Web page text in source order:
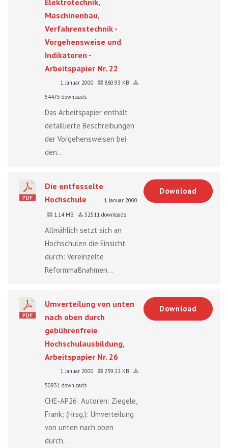
Maschinenbau,
Verfahrenstechnik -
Vorgehensweise und
Indikatoren -
Arbeitspapier Nr. 22
1. Januar 2000
860.93 KB
54475 downloads
Das Arbeitspapier enthält
detaillierte Beschreibungen
der Vorgehensweisen bei
den...
Die entfesselte
Hochschule
1. Januar 2000
1.14 MB
52511 downloads
Allmählich setzt sich an
Hochschulen die Einsicht
durch: Vereinzelte
Reformmaßnahmen...
Download
Umverteilung von unten
nach oben durch
gebührenfreie
Hochschulausbildung,
Arbeitspapier Nr. 26
1. Januar 2000
239.22 KB
50931 downloads
CHE-AP26: Autoren: Ziegele,
Frank; (Hrsg.): Umverteilung
von unten nach oben
durch...
Download